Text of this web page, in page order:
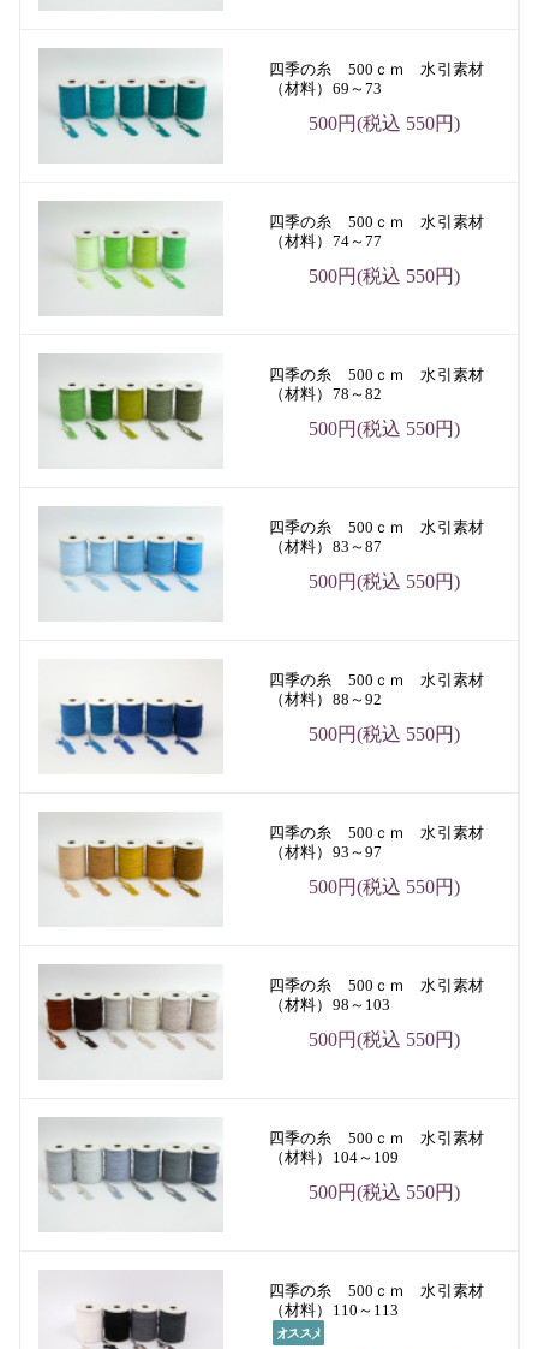
四季の糸 500ｃｍ 水引素材
（材料）69～73
500円(税込 550円)
四季の糸 500ｃｍ 水引素材
（材料）74～77
500円(税込 550円)
四季の糸 500ｃｍ 水引素材
（材料）78～82
500円(税込 550円)
四季の糸 500ｃｍ 水引素材
（材料）83～87
500円(税込 550円)
四季の糸 500ｃｍ 水引素材
（材料）88～92
500円(税込 550円)
四季の糸 500ｃｍ 水引素材
（材料）93～97
500円(税込 550円)
四季の糸 500ｃｍ 水引素材
（材料）98～103
500円(税込 550円)
四季の糸 500ｃｍ 水引素材
（材料）104～109
500円(税込 550円)
四季の糸 500ｃｍ 水引素材
（材料）110～113